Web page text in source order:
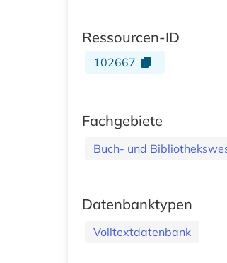
Ressourcen-ID
102667
Fachgebiete
Buch- und
Datenbanktypen
Volltextdatenbank